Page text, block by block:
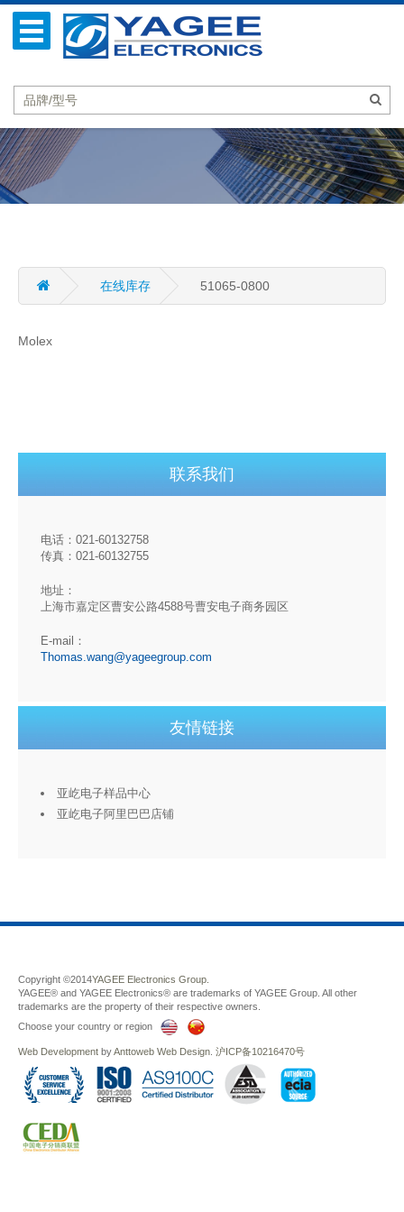
在线库存 51065-0800
Molex
联系我们
电话：021-60132758
传真：021-60132755
地址：
上海市嘉定区曹安公路4588号曹安电子商务园区
E-mail：
Thomas.wang@yageegroup.com
友情链接
亚屹电子样品中心
亚屹电子阿里巴巴店铺
Copyright ©2014YAGEE Electronics Group.
YAGEE® and YAGEE Electronics® are trademarks of YAGEE Group. All other
trademarks are the property of their respective owners.
Choose your country or region
Web Development byAnttoweb Web Design 沪ICP备10216470号